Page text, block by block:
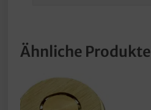
Ähnliche Produkte